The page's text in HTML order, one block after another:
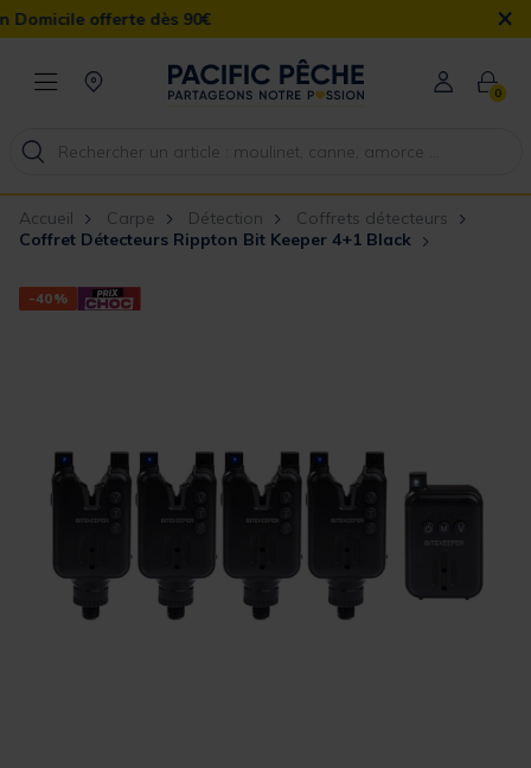
dès 90€ ×
0
Accueil Carpe Détection
Coffrets détecteurs
Coffret Détecteurs Rippton Bit Keeper 4+1 Black
-40%